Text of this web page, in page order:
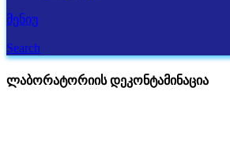
მენიუ
Search
ლაბორატორიის დეკონტამინაცია